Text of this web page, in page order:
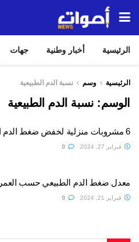
الرئيسية أخبار وطنية جهات
الرئيسية وسم نسبة الدم الطبيعية
الوسم: نسبة الدم الطبيعية
6 مشروبات منزلية لخفض ضغط الدم المرتفع
فبراير 27, 2024
معدل ضغط الدم الطبيعي حسب العمر
فبراير 21, 2024